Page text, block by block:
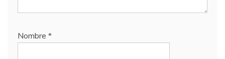
Nombre *